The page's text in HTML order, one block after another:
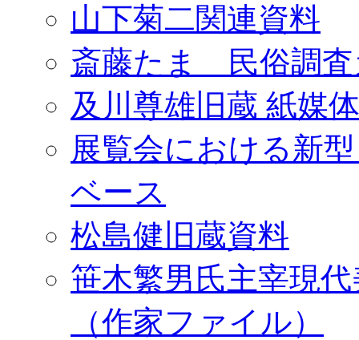
山下菊二関連資料
斎藤たま 民俗調査
及川尊雄旧蔵 紙媒
展覧会における新
ベース
松島健旧蔵資料
笹木繁男氏主宰現
（作家ファイル）